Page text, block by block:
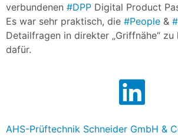
verbundenen #DPP Digital Product
Es war sehr praktisch, die #People &
Detailfragen in direkter „Griffnähe“ zu
dafür.
AHS-Prüftechnik Schneider GmbH &